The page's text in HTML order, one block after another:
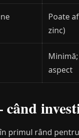
Poate
zinc)
aspect
primul rând